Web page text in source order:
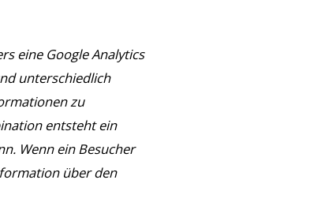
eine Google Analytics
unterschiedlich
zu
entsteht ein
Wenn ein Besucher
über den